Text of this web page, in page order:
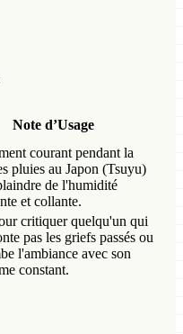
Note d’Usage
courant pendant la
pluies au Japon (Tsuyu)
de l'humidité
et collante.
critiquer quelqu'un qui
pas les griefs passés ou
l'ambiance avec son
constant.